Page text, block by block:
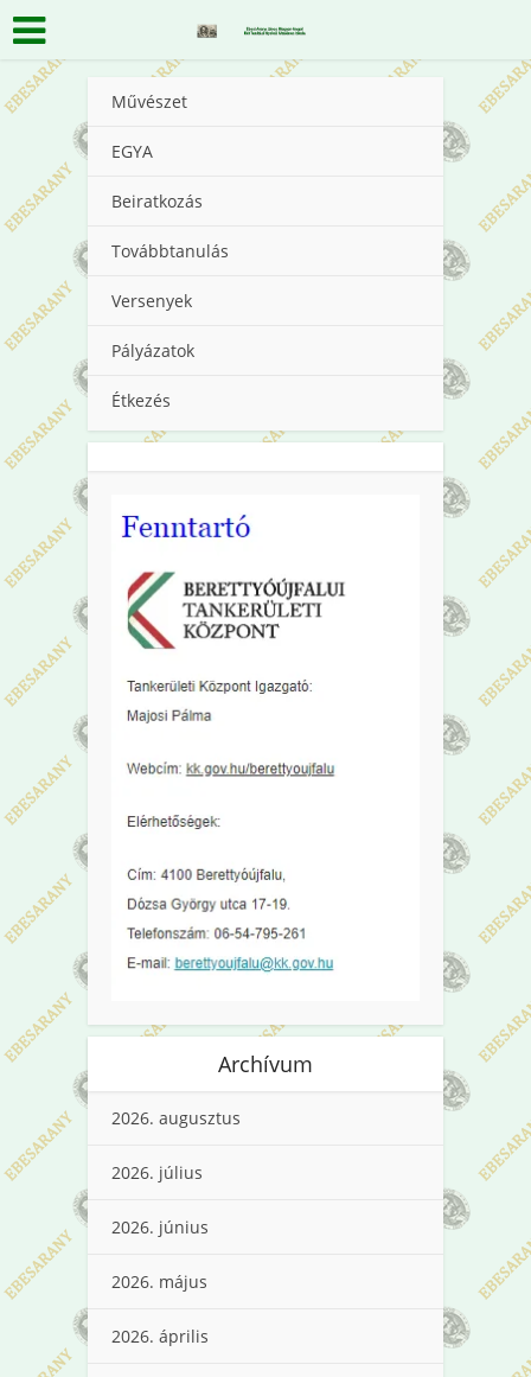
Művészet
EGYA
Beiratkozás
Továbbtanulás
Versenyek
Pályázatok
Étkezés
Archívum
2026. augusztus
2026. július
2026. június
2026. május
2026. április